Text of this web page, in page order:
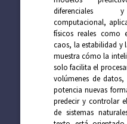
diferenciales
computacional,
físicos reales como
caos, la estabilidad y
muestra cómo la
solo facilita el
volúmenes de
potencia nuevas
predecir y controlar
de sistemas